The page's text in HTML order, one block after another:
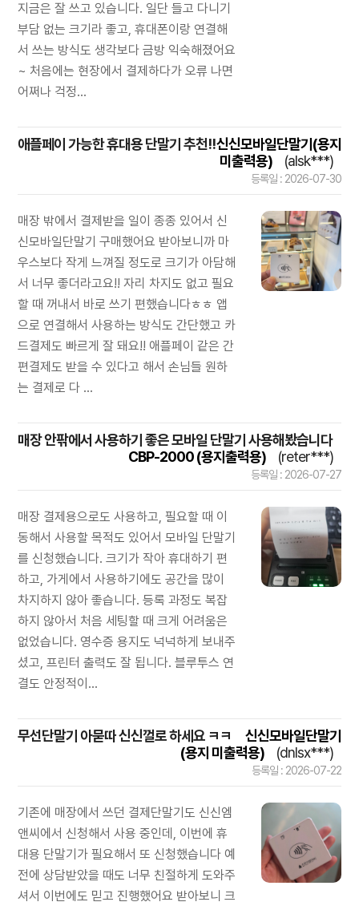
지금은 잘 쓰고 있습니다. 일단 들고 다니기
부담 없는 크기라 좋고, 휴대폰이랑 연결해
서 쓰는 방식도 생각보다 금방 익숙해졌어요
~ 처음에는 현장에서 결제하다가 오류 나면
어쩌나 걱정...
애플페이 가능한 휴대용 단말기 추천!!신신모바일단말기(용지
미출력용)
(alsk***)
등록일 : 2026-07-30
매장 밖에서 결제받을 일이 종종 있어서 신
신모바일단말기 구매했어요 받아보니까 마
우스보다 작게 느껴질 정도로 크기가 아담해
서 너무 좋더라고요!! 자리 차지도 없고 필요
할 때 꺼내서 바로 쓰기 편했습니다ㅎㅎ 앱
으로 연결해서 사용하는 방식도 간단했고 카
드결제도 빠르게 잘 돼요!! 애플페이 같은 간
편결제도 받을 수 있다고 해서 손님들 원하
는 결제로 다 ...
매장 안팎에서 사용하기 좋은 모바일 단말기 사용해봤습니다
CBP-2000 (용지출력용)
(reter***)
등록일 : 2026-07-27
매장 결제용으로도 사용하고, 필요할 때 이
동해서 사용할 목적도 있어서 모바일 단말기
를 신청했습니다. 크기가 작아 휴대하기 편
하고, 가게에서 사용하기에도 공간을 많이
차지하지 않아 좋습니다. 등록 과정도 복잡
하지 않아서 처음 세팅할 때 크게 어려움은
없었습니다. 영수증 용지도 넉넉하게 보내주
셨고, 프린터 출력도 잘 됩니다. 블루투스 연
결도 안정적이...
무선단말기 아묻따 신신껄로 하세요 ㅋㅋ
신신모바일단말기
(용지 미출력용)
(dnlsx***)
등록일 : 2026-07-22
기존에 매장에서 쓰던 결제단말기도 신신엠
앤씨에서 신청해서 사용 중인데, 이번에 휴
대용 단말기가 필요해서 또 신청했습니다 예
전에 상담받았을 때도 너무 친절하게 도와주
셔서 이번에도 믿고 진행했어요 받아보니 크